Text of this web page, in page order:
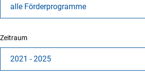
alle Förderprogramme
Zeitraum
2021 - 2025